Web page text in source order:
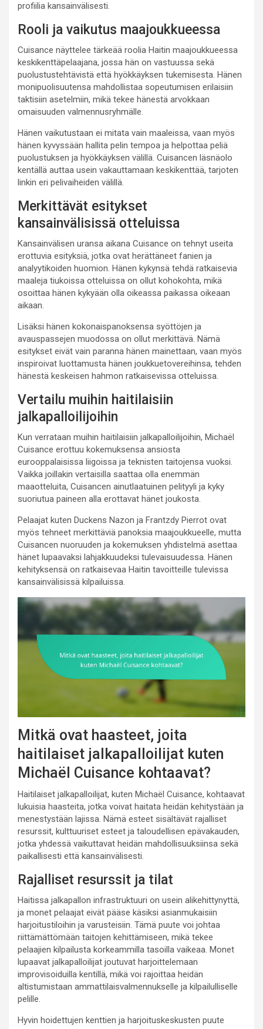
profiilia kansainvälisesti.
Rooli ja vaikutus maajoukkueessa
Cuisance näyttelee tärkeää roolia Haitin maajoukkueessa
keskikenttäpelaajana, jossa hän on vastuussa sekä
puolustustehtävistä että hyökkäyksen tukemisesta. Hänen
monipuolisuutensa mahdollistaa sopeutumisen erilaisiin
taktisiin asetelmiin, mikä tekee hänestä arvokkaan
omaisuuden valmennusryhmälle.
Hänen vaikutustaan ei mitata vain maaleissa, vaan myös
hänen kyvyssään hallita pelin tempoa ja helpottaa peliä
puolustuksen ja hyökkäyksen välillä. Cuisancen läsnäolo
kentällä auttaa usein vakauttamaan keskikenttää, tarjoten
linkin eri pelivaiheiden välillä.
Merkittävät esitykset
kansainvälisissä otteluissa
Kansainvälisen uransa aikana Cuisance on tehnyt useita
erottuvia esityksiä, jotka ovat herättäneet fanien ja
analyytikoiden huomion. Hänen kykynsä tehdä ratkaisevia
maaleja tiukoissa otteluissa on ollut kohokohta, mikä
osoittaa hänen kykyään olla oikeassa paikassa oikeaan
aikaan.
Lisäksi hänen kokonaispanoksensa syöttöjen ja
avauspassejen muodossa on ollut merkittävä. Nämä
esitykset eivät vain paranna hänen mainettaan, vaan myös
inspiroivat luottamusta hänen joukkuetovereihinsa, tehden
hänestä keskeisen hahmon ratkaisevissa otteluissa.
Vertailu muihin haitilaisiin
jalkapalloilijoihin
Kun verrataan muihin haitilaisiin jalkapalloilijoihin, Michaël
Cuisance erottuu kokemuksensa ansiosta
eurooppalaisissa liigoissa ja teknisten taitojensa vuoksi.
Vaikka joillakin vertaisilla saattaa olla enemmän
maaotteluita, Cuisancen ainutlaatuinen pelityyli ja kyky
suoriutua paineen alla erottavat hänet joukosta.
Pelaajat kuten Duckens Nazon ja Frantzdy Pierrot ovat
myös tehneet merkittäviä panoksia maajoukkueelle, mutta
Cuisancen nuoruuden ja kokemuksen yhdistelmä asettaa
hänet lupaavaksi lahjakkuudeksi tulevaisuudessa. Hänen
kehityksensä on ratkaisevaa Haitin tavoitteille tulevissa
kansainvälisissä kilpailuissa.
Mitkä ovat haasteet, joita
haitilaiset jalkapalloilijat kuten
Michaël Cuisance kohtaavat?
Haitilaiset jalkapalloilijat, kuten Michaël Cuisance, kohtaavat
lukuisia haasteita, jotka voivat haitata heidän kehitystään ja
menestystään lajissa. Nämä esteet sisältävät rajalliset
resurssit, kulttuuriset esteet ja taloudellisen epävakauden,
jotka yhdessä vaikuttavat heidän mahdollisuuksiinsa sekä
paikallisesti että kansainvälisesti.
Rajalliset resurssit ja tilat
Haitissa jalkapallon infrastruktuuri on usein alikehittynyttä,
ja monet pelaajat eivät pääse käsiksi asianmukaisiin
harjoitustiloihin ja varusteisiin. Tämä puute voi johtaa
riittämättömään taitojen kehittämiseen, mikä tekee
pelaajien kilpailusta korkeammilla tasoilla vaikeaa. Monet
lupaavat jalkapalloilijat joutuvat harjoittelemaan
improvisoiduilla kentillä, mikä voi rajoittaa heidän
altistumistaan ammattilaisvalmennukselle ja kilpailulliselle
pelille.
Hyvin hoidettujen kenttien ja harjoituskeskusten puute